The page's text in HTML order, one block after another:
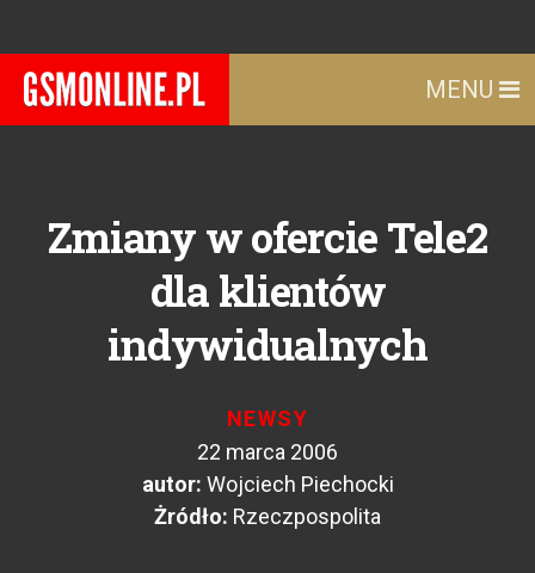
MENU
Zmiany w ofercie Tele2
dla klientów
indywidualnych
NEWSY
22 marca 2006
autor: Wojciech Piechocki
Żródło: Rzeczpospolita